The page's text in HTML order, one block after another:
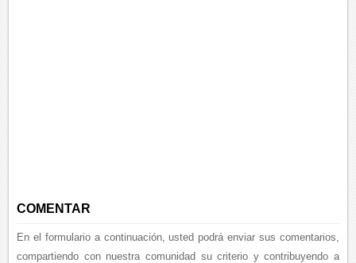
COMENTAR
En el formulario a continuación, usted podrá enviar sus comentarios,
compartiendo con nuestra comunidad su criterio y contribuyendo a